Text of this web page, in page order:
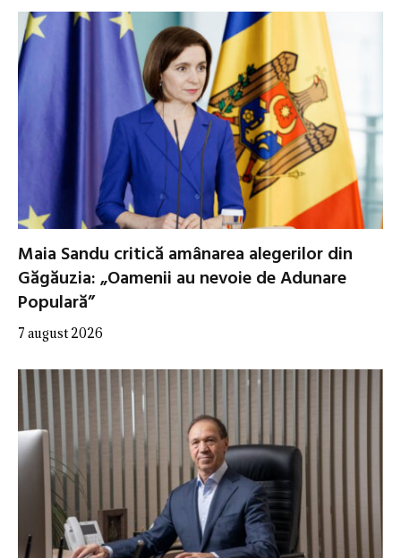
Maia Sandu critică amânarea alegerilor din
Găgăuzia: „Oamenii au nevoie de Adunare
Populară”
7 august 2026